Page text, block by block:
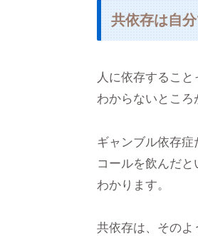
共依存は自
人に依存するこ
わからないところ
ギャンブル依存
コールを飲んだ
わかります。
共依存は、そのよ